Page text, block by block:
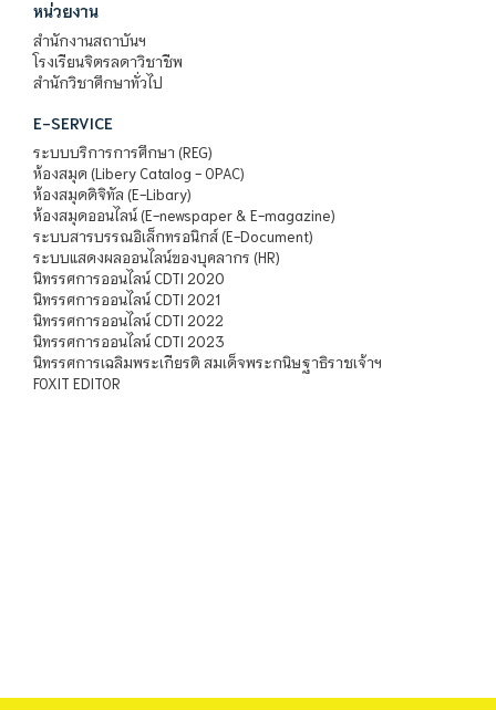
หน่วยงาน
สำนักงานสถาบันฯ
โรงเรียนจิตรลดาวิชาชีพ
สำนักวิชาศึกษาทั่วไป
E-SERVICE
ระบบบริการการศึกษา (REG)
ห้องสมุด (Libery Catalog - OPAC)
ห้องสมุดดิจิทัล (E-Libary)
ห้องสมุดออนไลน์ (E-newspaper & E-magazine)
ระบบสารบรรณอิเล็กทรอนิกส์ (E-Document)
ระบบแสดงผลออนไลน์ของบุคลากร (HR)
นิทรรศการออนไลน์ CDTI 2020
นิทรรศการออนไลน์ CDTI 2021
นิทรรศการออนไลน์ CDTI 2022
นิทรรศการออนไลน์ CDTI 2023
นิทรรศการเฉลิมพระเกียรติ สมเด็จพระกนิษฐาธิราชเจ้าฯ
FOXIT EDITOR